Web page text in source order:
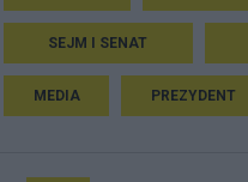
SEJM I SENAT
MEDIA PREZYDENT